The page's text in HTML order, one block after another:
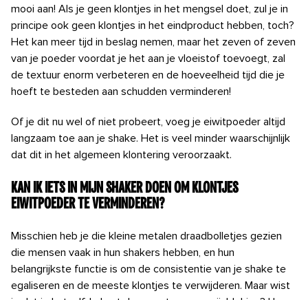
mooi aan! Als je geen klontjes in het mengsel doet, zul je in
principe ook geen klontjes in het eindproduct hebben, toch?
Het kan meer tijd in beslag nemen, maar het zeven of zeven
van je poeder voordat je het aan je vloeistof toevoegt, zal
de textuur enorm verbeteren en de hoeveelheid tijd die je
hoeft te besteden aan schudden verminderen!
Of je dit nu wel of niet probeert, voeg je eiwitpoeder altijd
langzaam toe aan je shake. Het is veel minder waarschijnlijk
dat dit in het algemeen klontering veroorzaakt.
Kan ik iets in mijn shaker doen om klontjes
eiwitpoeder te verminderen?
Misschien heb je die kleine metalen draadbolletjes gezien
die mensen vaak in hun shakers hebben, en hun
belangrijkste functie is om de consistentie van je shake te
egaliseren en de meeste klontjes te verwijderen. Maar wist